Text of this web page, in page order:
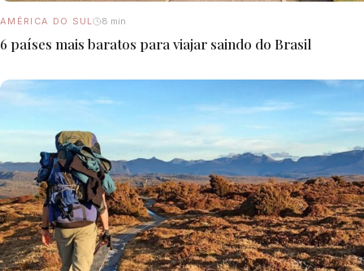
AMÉRICA DO SUL 8 min
6 países mais baratos para viajar saindo do Brasil